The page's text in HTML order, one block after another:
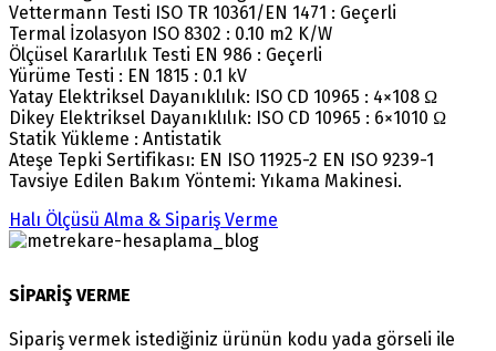
Vettermann Testi ISO TR 10361/EN 1471 : Geçerli
Termal İzolasyon ISO 8302 : 0.10 m2 K/W
Ölçüsel Kararlılık Testi EN 986 : Geçerli
Yürüme Testi : EN 1815 : 0.1 kV
Yatay Elektriksel Dayanıklılık: ISO CD 10965 : 4×108 Ω
Dikey Elektriksel Dayanıklılık: ISO CD 10965 : 6×1010 Ω
Statik Yükleme : Antistatik
Ateşe Tepki Sertifikası: EN ISO 11925-2 EN ISO 9239-1
Tavsiye Edilen Bakım Yöntemi: Yıkama Makinesi.
Halı Ölçüsü Alma & Sipariş Verme
SİPARİŞ VERME
Sipariş vermek istediğiniz ürünün kodu yada görseli ile